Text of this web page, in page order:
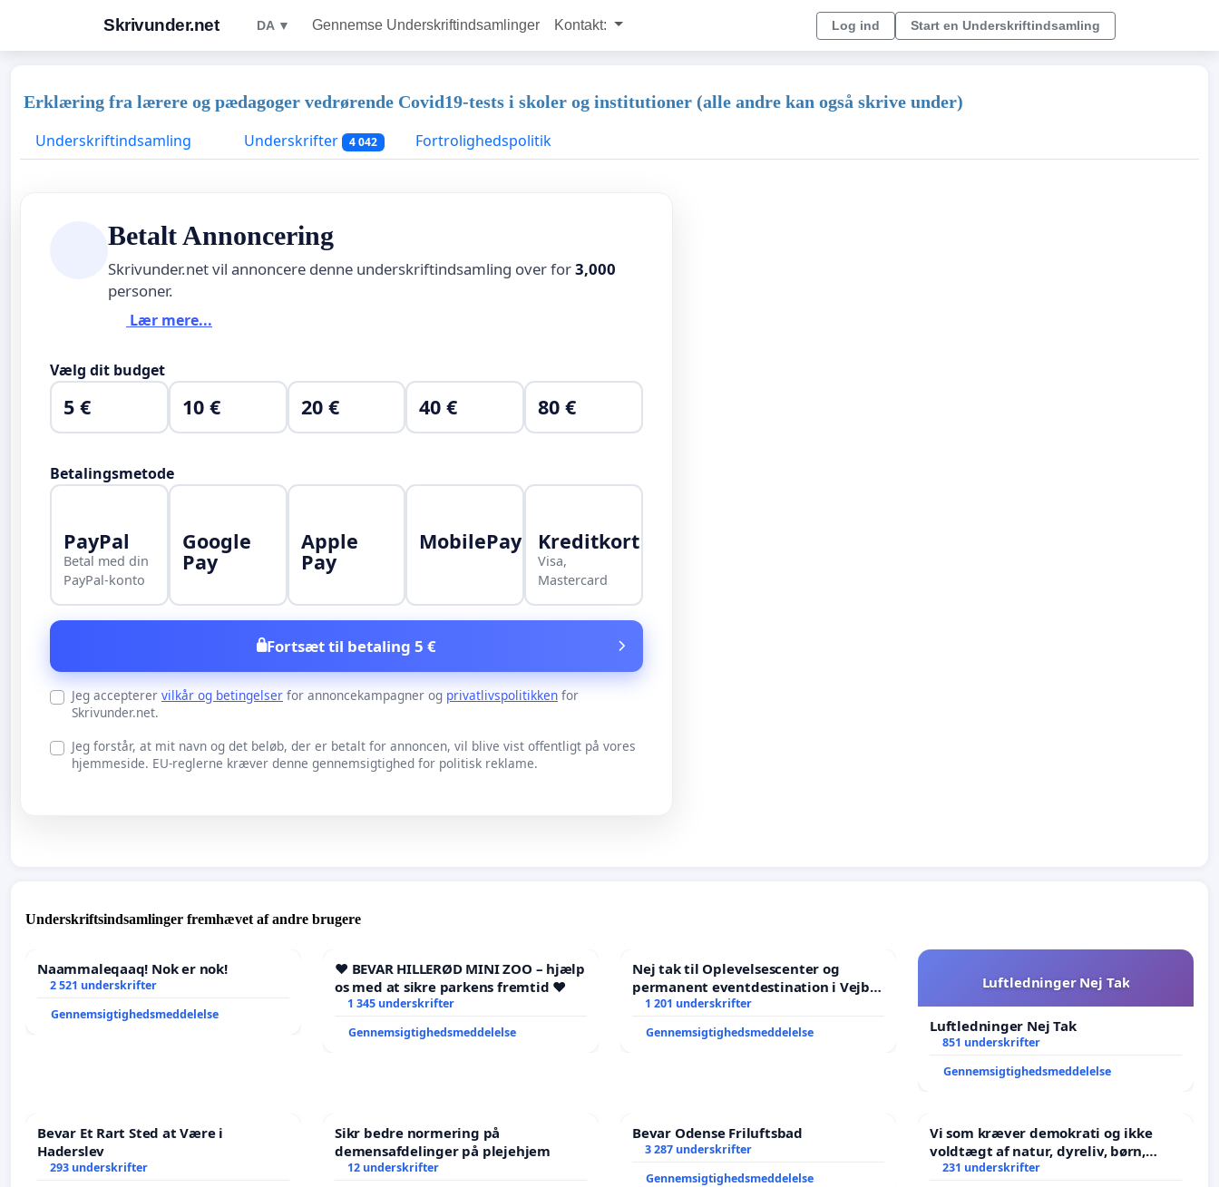
Skrivunder.net DA ▼ Gennemse Underskriftindsamlinger Kontakt: Log ind Start en Underskriftindsamling
Erklæring fra lærere og pædagoger vedrørende Covid19-tests i skoler og institutioner (alle andre kan også skrive under)
Underskriftindsamling
Underskrifter 4 042 Fortrolighedspolitik
Betalt Annoncering
Skrivunder.net vil annoncere denne underskriftindsamling over for3,000
personer.
Lær mere...
Vælg dit budget
5 € 10 € 20 € 40 € 80 €
Betalingsmetode
PayPal
Betal med din
PayPal-konto
Google
Pay
Apple
Pay
MobilePay Kreditkort
Visa,
Mastercard
Fortsæt til betaling 5 €
Jeg accepterer vilkår og betingelser for annoncekampagner og privatlivspolitikken for
Skrivunder.net.
Jeg forstår, at mit navn og det beløb, der er betalt for annoncen, vil blive vist offentligt på vores
hjemmeside. EU-reglerne kræver denne gennemsigtighed for politisk reklame.
Underskriftsindsamlinger fremhævet af andre brugere
Naammaleqaaq! Nok er nok!
2 521 underskrifter
Gennemsigtighedsmeddelelse
❤️ BEVAR HILLERØD MINI ZOO – hjælp
os med at sikre parkens fremtid ❤️
1 345 underskrifter
Gennemsigtighedsmeddelelse
Nej tak til Oplevelsescenter og
permanent eventdestination i Vejby
- Ja tak til et levende lokalområde i
1 201 underskrifter
Gennemsigtighedsmeddelelse
Luftledninger Nej Tak
Luftledninger Nej Tak
851 underskrifter
Gennemsigtighedsmeddelelse
Bevar Et Rart Sted at Være i
Haderslev
293 underskrifter
Sikr bedre normering på
demensafdelinger på plejehjem
12 underskrifter
Bevar Odense Friluftsbad
3 287 underskrifter
Gennemsigtighedsmeddelelse
Vi som kræver demokrati og ikke
voldtægt af natur, dyreliv, børn,
unge Borgene har sagt NEJ i mange
231 underskrifter